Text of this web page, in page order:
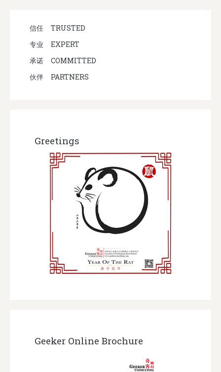
信任
TRUSTED
专业
EXPERT
承诺
COMMITTED
伙伴
PARTNERS
Greetings
Geeker Online Brochure